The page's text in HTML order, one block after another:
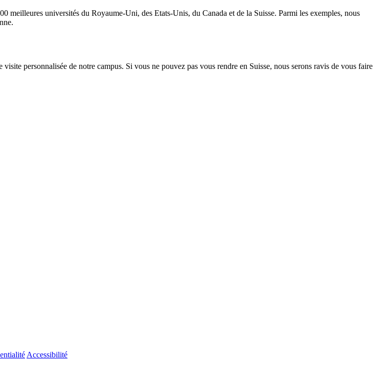
meilleures universités du Royaume-Uni, des Etats-Unis, du Canada et de la Suisse. Parmi les exemples, nous
personnalisée de notre campus. Si vous ne pouvez pas vous rendre en Suisse, nous serons ravis de vous faire
Accessibilité